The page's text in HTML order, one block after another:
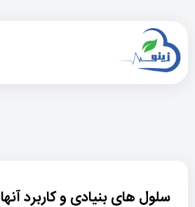
سلول های بنیادی و کاربرد آنها